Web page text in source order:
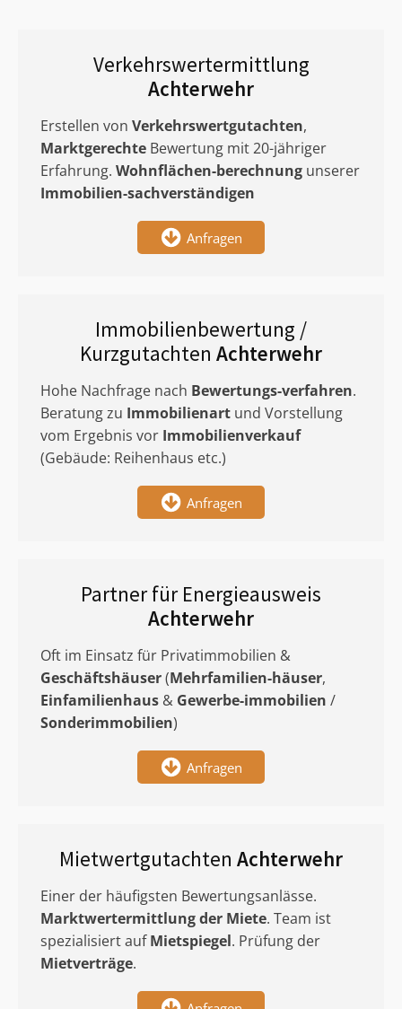
Verkehrswertermittlung
Achterwehr
Erstellen von Verkehrswertgutachten,
Marktgerechte Bewertung mit 20-jähriger
Erfahrung. Wohnflächen-berechnung unserer
Immobilien-sachverständigen
Anfragen
Immobilienbewertung /
Kurzgutachten Achterwehr
Hohe Nachfrage nach Bewertungs-verfahren.
Beratung zu Immobilienart und Vorstellung
vom Ergebnis vor Immobilienverkauf
(Gebäude: Reihenhaus etc.)
Anfragen
Partner für Energieausweis
Achterwehr
Oft im Einsatz für Privatimmobilien &
Geschäftshäuser(Mehrfamilien-häuser,
Einfamilienhaus & Gewerbe-immobilien /
Sonderimmobilien)
Anfragen
Mietwertgutachten Achterwehr
Einer der häufigsten Bewertungsanlässe.
Marktwertermittlungder Miete. Team ist
spezialisiert aufMietspiegel. Prüfung der
Mietverträge.